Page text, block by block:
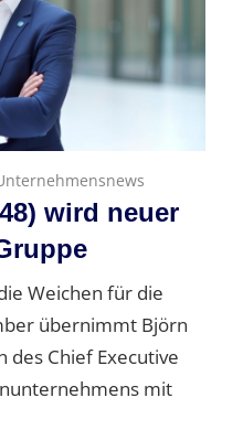
wird neuer
Weichen für die
übernimmt Björn
des Chief Executive
mit